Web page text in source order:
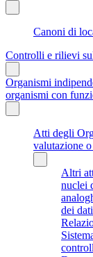
Canoni di
Controlli e rilievi
Organismi
organismi con
Atti degli
valutazione
Altri
nuclei
dei